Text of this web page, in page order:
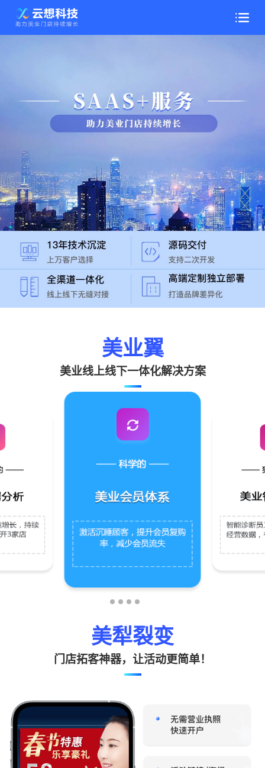
美业翼
美业线上线下一体化解决方案
美犁裂变
门店拓客神器，让活动更简单！